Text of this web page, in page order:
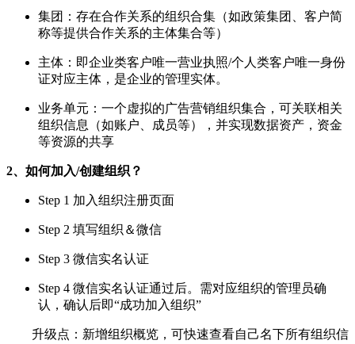
集团：存在合作关系的组织合集（如政策集团、客户简
称等提供合作关系的主体集合等）
主体：即企业类客户唯一营业执照/个人类客户唯一身份
证对应主体，是企业的管理实体。
业务单元：一个虚拟的广告营销组织集合，可关联相关
组织信息（如账户、成员等），并实现数据资产，资金
等资源的共享
2、如何加入/创建组织？
Step 1 加入组织注册页面
Step 2 填写组织＆微信
Step 3 微信实名认证
Step 4 微信实名认证通过后。需对应组织的管理员确
认，确认后即“成功加入组织”
升级点：新增组织概览，可快速查看自己名下所有组织信